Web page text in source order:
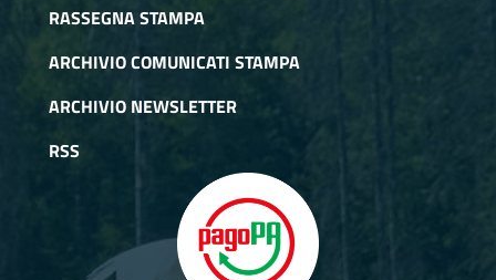
RASSEGNA STAMPA
ARCHIVIO COMUNICATI STAMPA
ARCHIVIO NEWSLETTER
RSS